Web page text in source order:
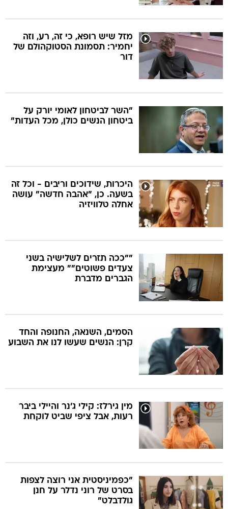
מזל שיש רופא, כי זה, רע, וזה
יחמיר: תסמונת הסטוקהולם של
דור
"השר לביטחון לאומי יורק על
ביטחון הנשים כולן, מכל העדות"
היכרות, שידוכים וריבים - וכל זה
בשעה. כן, "אהבה חדשה" עושה
אחלה טלוויזיה
""ככה תזרים לשלישיה בשני
צעדים פשוטים"" מעצימת
הגברים מדברת
הסמים, השנאה, החנופה והחד
קרן: הנשים שעשו לנו את השבוע
מין גירלז: קילי ג'נר והיילי ביבר
רעות, אבל ציפי שביט לוקחת
"כפמיניסטית אני רוצה לצפות
בסרט של רוני נדלר על חנן
גולדבלט"